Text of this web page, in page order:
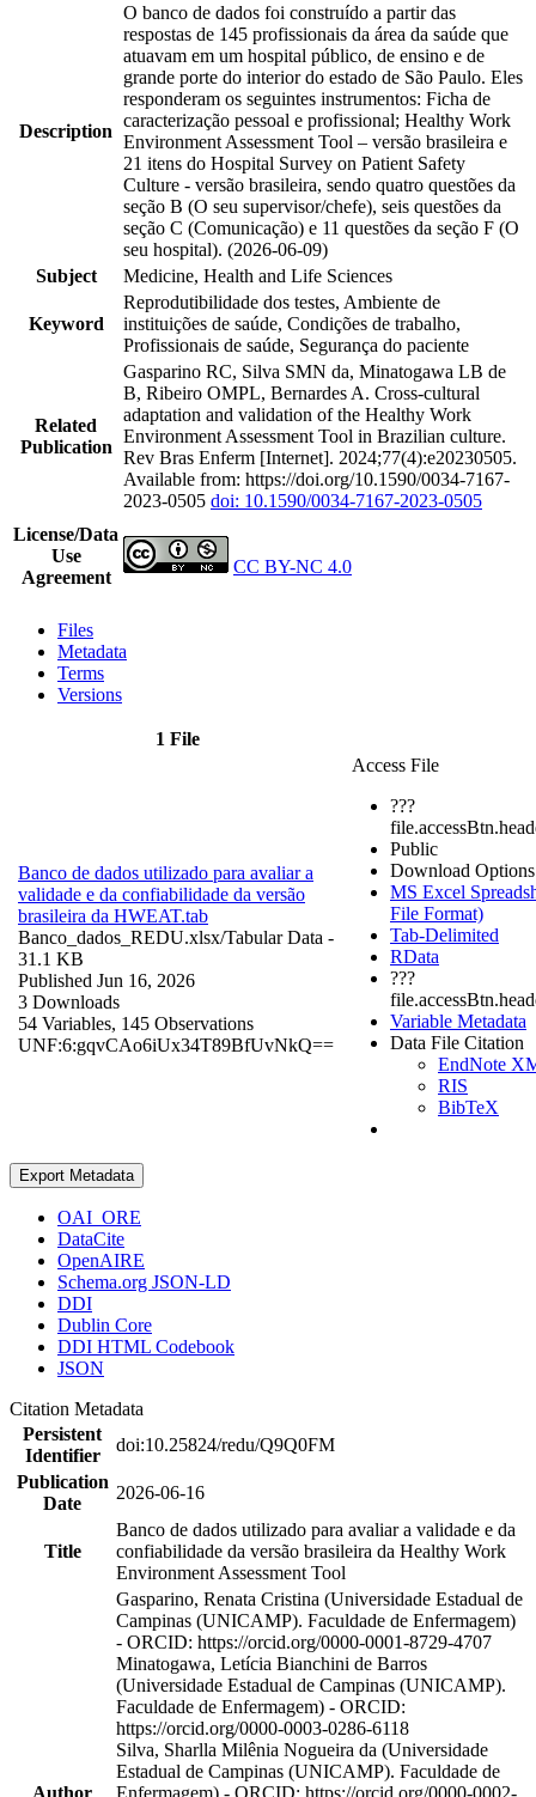
Description
O banco de dados foi construído a partir das
respostas de 145 profissionais da área da saúde que
atuavam em um hospital público, de ensino e de
grande porte do interior do estado de São Paulo. Eles
responderam os seguintes instrumentos: Ficha de
caracterização pessoal e profissional; Healthy Work
Environment Assessment Tool – versão brasileira e
21 itens do Hospital Survey on Patient Safety
Culture - versão brasileira, sendo quatro questões da
seção B (O seu supervisor/chefe), seis questões da
seção C (Comunicação) e 11 questões da seção F (O
seu hospital). (2026-06-09)
Subject
Medicine, Health and Life Sciences
Keyword
Reprodutibilidade dos testes, Ambiente de
instituições de saúde, Condições de trabalho,
Profissionais de saúde, Segurança do paciente
Related
Publication
Gasparino RC, Silva SMN da, Minatogawa LB de
B, Ribeiro OMPL, Bernardes A. Cross-cultural
adaptation and validation of the Healthy Work
Environment Assessment Tool in Brazilian culture.
Rev Bras Enferm [Internet]. 2024;77(4):e20230505.
Available from: https://doi.org/10.1590/0034-7167-
2023-0505 doi: 10.1590/0034-7167-2023-0505
License/Data
Use
Agreement
CC BY-NC 4.0
Files
Metadata
Terms
Versions
1 File
Banco de dados utilizado para avaliar a
validade e da confiabilidade da versão
brasileira da HWEAT.tab
Banco_dados_REDU.xlsx/Tabular Data -
31.1 KB
Published Jun 16, 2026
3 Downloads
54 Variables, 145 Observations
UNF:6:gqvCAo6iUx34T89BfUvNkQ==
Access File
???
Public
Download Options
MS Excel
File Format)
Tab-Delimited
RData
???
Variable Metadata
Data File Citation
EndNote
RIS
BibTeX
Export Metadata
OAI_ORE
DataCite
OpenAIRE
Schema.org JSON-LD
DDI
Dublin Core
DDI HTML Codebook
JSON
Citation Metadata
Persistent
Identifier
doi:10.25824/redu/Q9Q0FM
Publication
Date
2026-06-16
Title
Banco de dados utilizado para avaliar a validade e da
confiabilidade da versão brasileira da Healthy Work
Environment Assessment Tool
Author
Gasparino, Renata Cristina (Universidade Estadual de
Campinas (UNICAMP). Faculdade de Enfermagem)
- ORCID: https://orcid.org/0000-0001-8729-4707
Minatogawa, Letícia Bianchini de Barros
(Universidade Estadual de Campinas (UNICAMP).
Faculdade de Enfermagem) - ORCID:
https://orcid.org/0000-0003-0286-6118
Silva, Sharlla Milênia Nogueira da (Universidade
Estadual de Campinas (UNICAMP). Faculdade de
Enfermagem) - ORCID: https://orcid.org/0000-0002-